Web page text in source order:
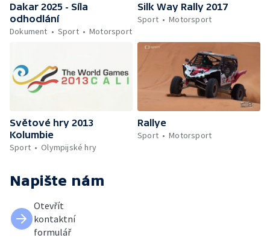
Dakar 2025 - Síla
odhodlání
Dokument
Sport Motorsport
Silk Way Rally 2017
Sport
Motorsport
Světové hry 2013
Kolumbie
Sport
Olympijské hry
Rallye
Sport
Motorsport
Napište nám
Otevřít
kontaktní
formulář